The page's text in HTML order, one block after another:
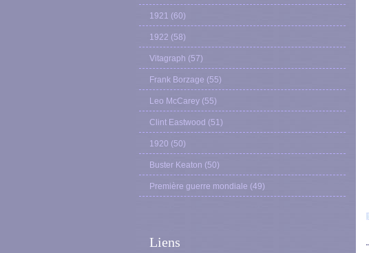
1921 (60)
1922 (58)
Vitagraph (57)
Frank Borzage (55)
Leo McCarey (55)
Clint Eastwood (51)
1920 (50)
Buster Keaton (50)
Première guerre mondiale (49)
Liens